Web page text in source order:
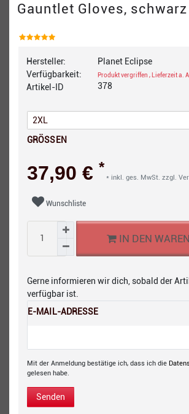
Gauntlet Gloves, schwarz
Hersteller:
Verfügbarkeit:
Artikel-ID
Planet Eclipse
Produkt vergriffen , Lieferzeit a.
378
GRÖSSEN
37,90 € *
* inkl. ges. MwSt. zzgl.
Wunschliste
IN DEN
Gerne informieren wir dich, sobald der
verfügbar ist.
E-MAIL-ADRESSE
Mit der Anmeldung bestätige ich, dass ich die
gelesen habe.
Senden